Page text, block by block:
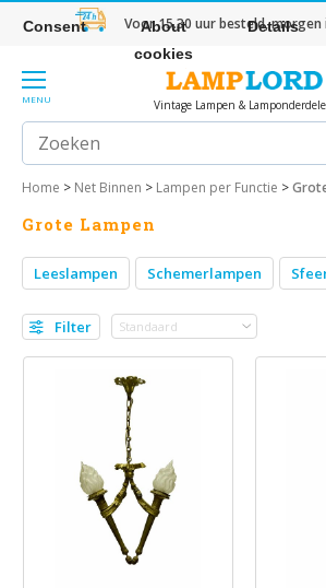
Voor 15.30 uur besteld, morgen
MENU Vintage Lampen &
Home > Net Binnen > Lampen per Functie >
Grote Lampen
Leeslampen Schemerlampen
Filter
Consent
About
cookies
Details